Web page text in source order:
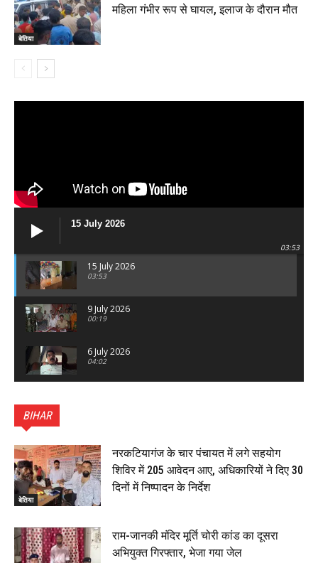
बेतिया
महिला गंभीर रूप से घायल, इलाज के दौरान मौत
15 July 2026
03:53
15 July 2026
03:53
9 July 2026
00:19
6 July 2026
04:02
का भव्य पथ संचलन, 5 July 2026
00:22
बेतिया : मझौलिया में 1.24 क्विंटल गांजा के साथ बोलेरो ज़ब्त, दो
तस्कर गिरफ्तार, 4 July 2026
00:39
00:33
BIHAR
बेतिया
नरकटियागंज के चार पंचायत में लगे सहयोग
शिविर में 205 आवेदन आए, अधिकारियों ने दिए 30
दिनों में निष्पादन के निर्देश
राम-जानकी मंदिर मूर्ति चोरी कांड का दूसरा
अभियुक्त गिरफ्तार, भेजा गया जेल